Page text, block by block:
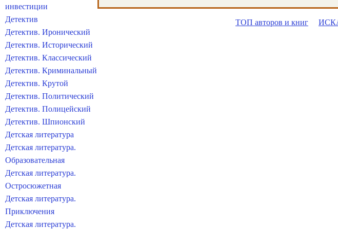
ТОП авторов и книг
инвестиции
Детектив
Детектив. Иронический
Детектив. Исторический
Детектив. Классический
Детектив. Криминальный
Детектив. Крутой
Детектив. Политический
Детектив. Полицейский
Детектив. Шпионский
Детская литература
Детская литература.
Образовательная
Детская литература.
Остросюжетная
Детская литература.
Приключения
Детская литература.